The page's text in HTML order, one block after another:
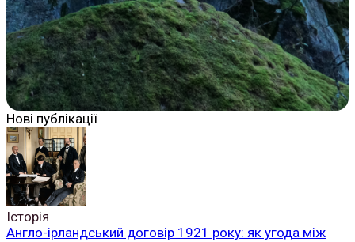
Нові публікації
Історія
Англо-ірландський договір 1921 року: як угода між